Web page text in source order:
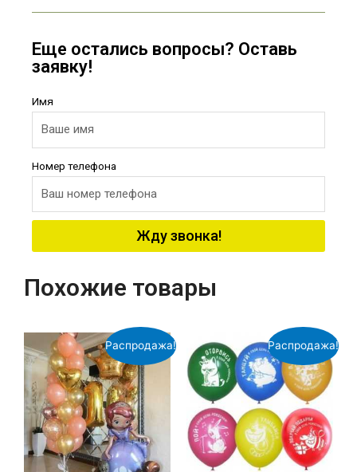
Еще остались вопросы? Оставь
заявку!
Имя
Номер телефона
Жду звонка!
Похожие товары
Распродажа! Распродажа!